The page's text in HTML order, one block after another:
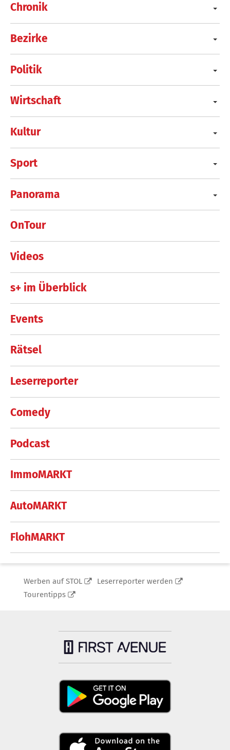
Chronik
Bezirke
Politik
Wirtschaft
Kultur
Sport
Panorama
OnTour
Videos
s+ im Überblick
Events
Rätsel
Leserreporter
Comedy
Podcast
ImmoMARKT
AutoMARKT
FlohMARKT
Werben auf STOL
Leserreporter werden
Tourentipps